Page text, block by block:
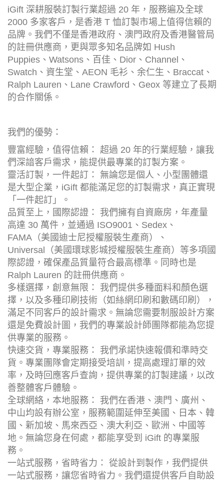
iGift 深耕服裝訂製行業超過 20 年，服務遍及全球
2000 多家客戶，是香港 T 恤訂製市場上值得信賴的
品牌。我們不僅是香港政府、澳門政府及香港醫管局
的註冊供應商，更與眾多知名品牌如 Hush
Puppies、Watsons、百佳、Dior、Channel、
Swatch、資生堂、AEON 毛衫、余仁生、Braccat、
Ralph Lauren、Lane Crawford、Geox 等建立了長期
的合作關係。
我們的優勢：
豐富經驗，值得信賴： 超過 20 年的行業經驗，讓我
們深諳客戶需求，能提供最專業的訂製方案。
靈活訂製，一件起訂： 無論您是個人、小型團體還
是大型企業，iGift 都能滿足您的訂製需求，真正實現
「一件起訂」。
品質至上，國際認證： 我們擁有自資廠房，年產量
高達 30 萬件，並通過 ISO9001、Sedex、
FAMA（美國迪士尼授權服裝生產商）、
Universal（美國環球影城授權服裝生產商）等多項國
際認證，確保產品質量符合最高標準。同時也是
Ralph Lauren 的註冊供應商。
多樣選擇，創意無限： 我們提供多種面料和顏色選
擇，以及多種印刷技術（如絲網印刷和數碼印刷），
滿足不同客戶的設計需求。無論您需要制服設計方案
還是免費設計圖，我們的專業設計師團隊都能為您提
供專業的服務。
快速交貨，專業服務： 我們承諾快速報價和準時交
貨。專業團隊會定期接受培訓，提高處理訂單的效
率，及時回應客戶查詢，提供專業的訂製建議，以改
善整體客戶體驗。
全球網絡，本地服務： 我們在香港、澳門、廣州、
中山均設有辦公室，服務範圍延伸至美國、日本、韓
國、新加坡、馬來西亞、澳大利亞、歐洲、中國等
地。無論您身在何處，都能享受到 iGift 的專業服
務。
一站式服務，省時省力： 從設計到製作，我們提供
一站式服務，讓您省時省力。我們還提供客戶自助設